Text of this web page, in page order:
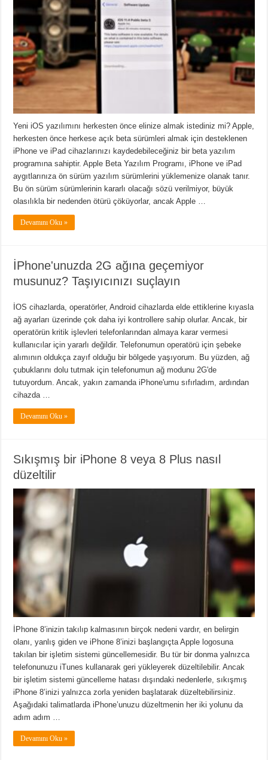
Yeni iOS yazılımını herkesten önce elinize almak istediniz mi? Apple,
herkesten önce herkese açık beta sürümleri almak için desteklenen
iPhone ve iPad cihazlarınızı kaydedebileceğiniz bir beta yazılım
programına sahiptir. Apple Beta Yazılım Programı, iPhone ve iPad
aygıtlarınıza ön sürüm yazılım sürümlerini yüklemenize olanak tanır.
Bu ön sürüm sürümlerinin kararlı olacağı sözü verilmiyor, büyük
olasılıkla bir nedenden ötürü çöküyorlar, ancak Apple …
Devamını Oku »
İPhone'unuzda 2G ağına geçemiyor
musunuz? Taşıyıcınızı suçlayın
İOS cihazlarda, operatörler, Android cihazlarda elde ettiklerine kıyasla
ağ ayarları üzerinde çok daha iyi kontrollere sahip olurlar. Ancak, bir
operatörün kritik işlevleri telefonlarından almaya karar vermesi
kullanıcılar için yararlı değildir. Telefonumun operatörü için şebeke
alımının oldukça zayıf olduğu bir bölgede yaşıyorum. Bu yüzden, ağ
çubuklarını dolu tutmak için telefonumun ağ modunu 2G'de
tutuyordum. Ancak, yakın zamanda iPhone'umu sıfırladım, ardından
cihazda …
Devamını Oku »
Sıkışmış bir iPhone 8 veya 8 Plus nasıl
düzeltilir
İPhone 8’inizin takılıp kalmasının birçok nedeni vardır, en belirgin
olanı, yanlış giden ve iPhone 8’inizi başlangıçta Apple logosuna
takılan bir işletim sistemi güncellemesidir. Bu tür bir donma yalnızca
telefonunuzu iTunes kullanarak geri yükleyerek düzeltilebilir. Ancak
bir işletim sistemi güncelleme hatası dışındaki nedenlerle, sıkışmış
iPhone 8’inizi yalnızca zorla yeniden başlatarak düzeltebilirsiniz.
Aşağıdaki talimatlarda iPhone’unuzu düzeltmenin her iki yolunu da
adım adım …
Devamını Oku »